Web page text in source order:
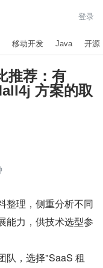
登录
移动开发 Java 开源
推荐：有
方案的取
整理，侧重分析不同
能力，供技术选型参
队，选择"SaaS 租